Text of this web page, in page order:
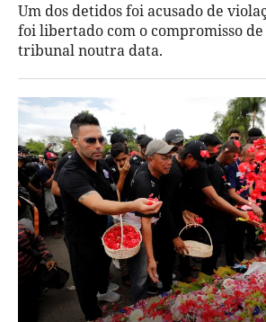
Um dos detidos foi acusado de
foi libertado com o compromisso
tribunal noutra data.